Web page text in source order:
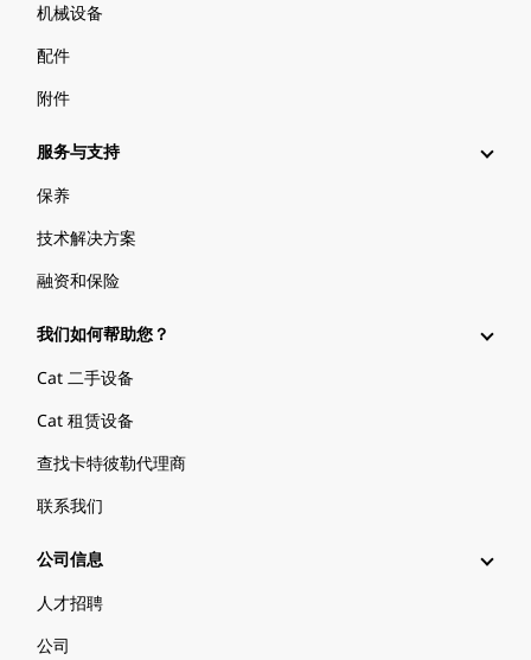
机械设备
配件
附件
服务与支持
保养
技术解决方案
融资和保险
我们如何帮助您？
Cat 二手设备
Cat 租赁设备
查找卡特彼勒代理商
联系我们
公司信息
人才招聘
公司